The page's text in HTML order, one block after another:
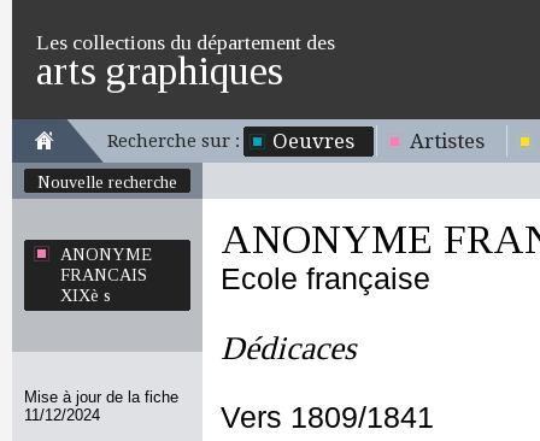
Les collections du département des
arts graphiques
Recherche sur : Oeuvres Artistes
Nouvelle recherche
ANONYME
FRANCAIS
XIXè s
Mise à jour de la fiche
11/12/2024
ANONYME
Ecole française
Dédicaces
Vers 1809/1841